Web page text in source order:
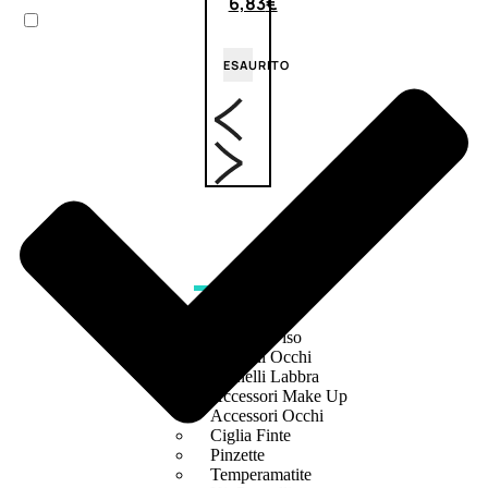
ESAURITO
Pennelli Viso
Pennelli Occhi
Pennelli Labbra
Accessori Make Up
Accessori Occhi
Ciglia Finte
Pinzette
Temperamatite